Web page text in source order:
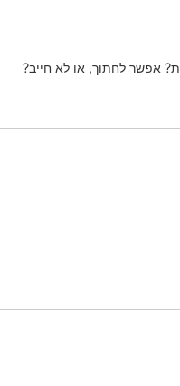
אפשר לחתוך, או לא חייב?